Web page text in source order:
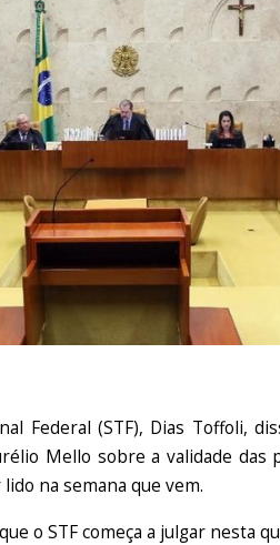
Federal (STF), Dias Toffoli,
Mello sobre a validade das
na semana que vem.
o STF começa a julgar nesta